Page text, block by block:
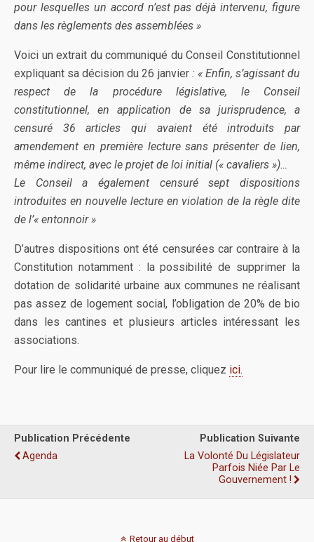
pour lesquelles un accord n’est pas déjà intervenu, figure
dans les règlements des assemblées »
Voici un extrait du communiqué du Conseil Constitutionnel
expliquant sa décision du 26 janvier : « Enfin, s’agissant du
respect de la procédure législative, le Conseil
constitutionnel, en application de sa jurisprudence, a
censuré 36 articles qui avaient été introduits par
amendement en première lecture sans présenter de lien,
même indirect, avec le projet de loi initial (« cavaliers »)…
Le Conseil a également censuré sept dispositions
introduites en nouvelle lecture en violation de la règle dite
de l’« entonnoir »
D’autres dispositions ont été censurées car contraire à la
Constitution notamment : la possibilité de supprimer la
dotation de solidarité urbaine aux communes ne réalisant
pas assez de logement social, l’obligation de 20% de bio
dans les cantines et plusieurs articles intéressant les
associations.
Pour lire le communiqué de presse, cliquez ici.
Publication Précédente
Agenda
Publication Suivante
La Volonté Du Législateur
Parfois Niée Par Le
Gouvernement !
Retour au début